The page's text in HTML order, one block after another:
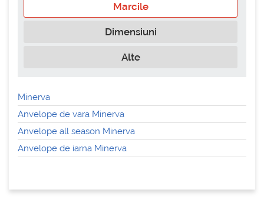
Marcile
Dimensiuni
Alte
Minerva
Anvelope de vara Minerva
Anvelope all season Minerva
Anvelope de iarna Minerva